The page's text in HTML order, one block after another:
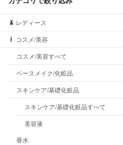
レディース
コスメ/美容
コスメ/美容すべて
ベースメイク/化粧品
スキンケア/基礎化粧品
スキンケア/基礎化粧品すべて
美容液
香水